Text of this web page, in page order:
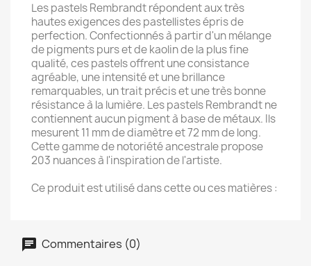
Les pastels Rembrandt répondent aux très
hautes exigences des pastellistes épris de
perfection. Confectionnés à partir d'un mélange
de pigments purs et de kaolin de la plus fine
qualité, ces pastels offrent une consistance
agréable, une intensité et une brillance
remarquables, un trait précis et une très bonne
résistance à la lumière. Les pastels Rembrandt ne
contiennent aucun pigment à base de métaux. Ils
mesurent 11 mm de diamètre et 72 mm de long.
Cette gamme de notoriété ancestrale propose
203 nuances à l'inspiration de l'artiste.
Ce produit est utilisé dans cette ou ces matières :
Commentaires (0)